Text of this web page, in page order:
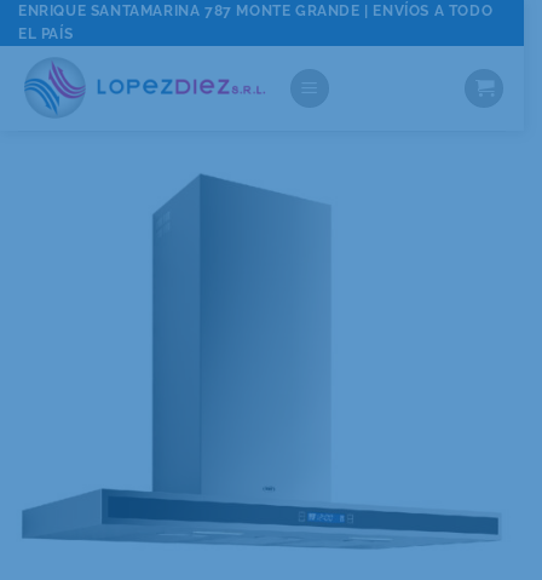
Saltar
al
contenido
ENRIQUE SANTAMARINA 787 MONTE GRANDE | ENVÍOS A TODO
EL PAÍS